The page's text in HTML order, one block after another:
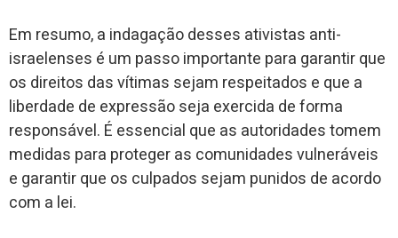
Em resumo, a indagação desses ativistas anti-
israelenses é um passo importante para garantir que
os direitos das vítimas sejam respeitados e que a
liberdade de expressão seja exercida de forma
responsável. É essencial que as autoridades tomem
medidas para proteger as comunidades vulneráveis
e garantir que os culpados sejam punidos de acordo
com a lei.